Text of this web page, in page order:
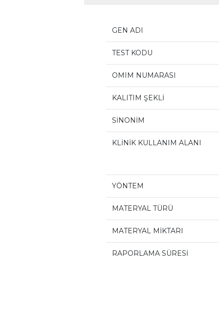
GEN ADI
TEST KODU
OMIM NUMARASI
KALITIM ŞEKLİ
SİNONİM
KLİNİK KULLANIM ALANI
YÖNTEM
MATERYAL TÜRÜ
MATERYAL MİKTARI
RAPORLAMA SÜRESİ